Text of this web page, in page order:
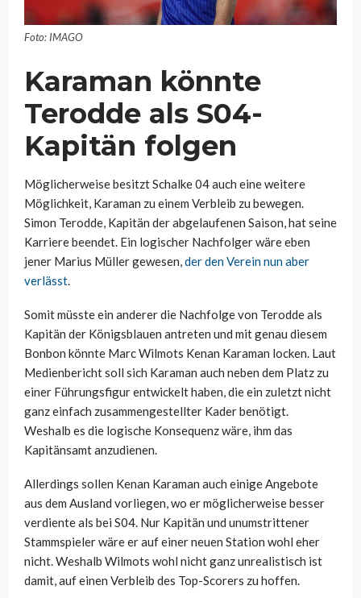
Foto: IMAGO
Karaman könnte
Terodde als S04-
Kapitän folgen
Möglicherweise besitzt Schalke 04 auch eine weitere
Möglichkeit, Karaman zu einem Verbleib zu bewegen.
Simon Terodde, Kapitän der abgelaufenen Saison, hat seine
Karriere beendet. Ein logischer Nachfolger wäre eben
jener Marius Müller gewesen,der den Verein nun aber
verlässt.
Somit müsste ein anderer die Nachfolge von Terodde als
Kapitän der Königsblauen antreten und mit genau diesem
Bonbon könnte Marc Wilmots Kenan Karaman locken. Laut
Medienbericht soll sich Karaman auch neben dem Platz zu
einer Führungsfigur entwickelt haben, die ein zuletzt nicht
ganz einfach zusammengestellter Kader benötigt.
Weshalb es die logische Konsequenz wäre, ihm das
Kapitänsamt anzudienen.
Allerdings sollen Kenan Karaman auch einige Angebote
aus dem Ausland vorliegen, wo er möglicherweise besser
verdiente als bei S04. Nur Kapitän und unumstrittener
Stammspieler wäre er auf einer neuen Station wohl eher
nicht. Weshalb Wilmots wohl nicht ganz unrealistisch ist
damit, auf einen Verbleib des Top-Scorers zu hoffen.